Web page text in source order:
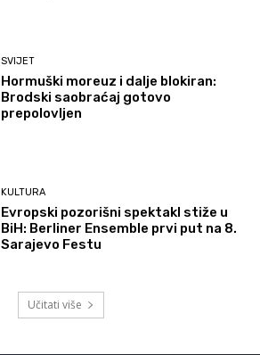
SVIJET
Hormuški moreuz i dalje blokiran:
Brodski saobraćaj gotovo
prepolovljen
KULTURA
Evropski pozorišni spektakl stiže u
BiH: Berliner Ensemble prvi put na 8.
Sarajevo Festu
Učitati više